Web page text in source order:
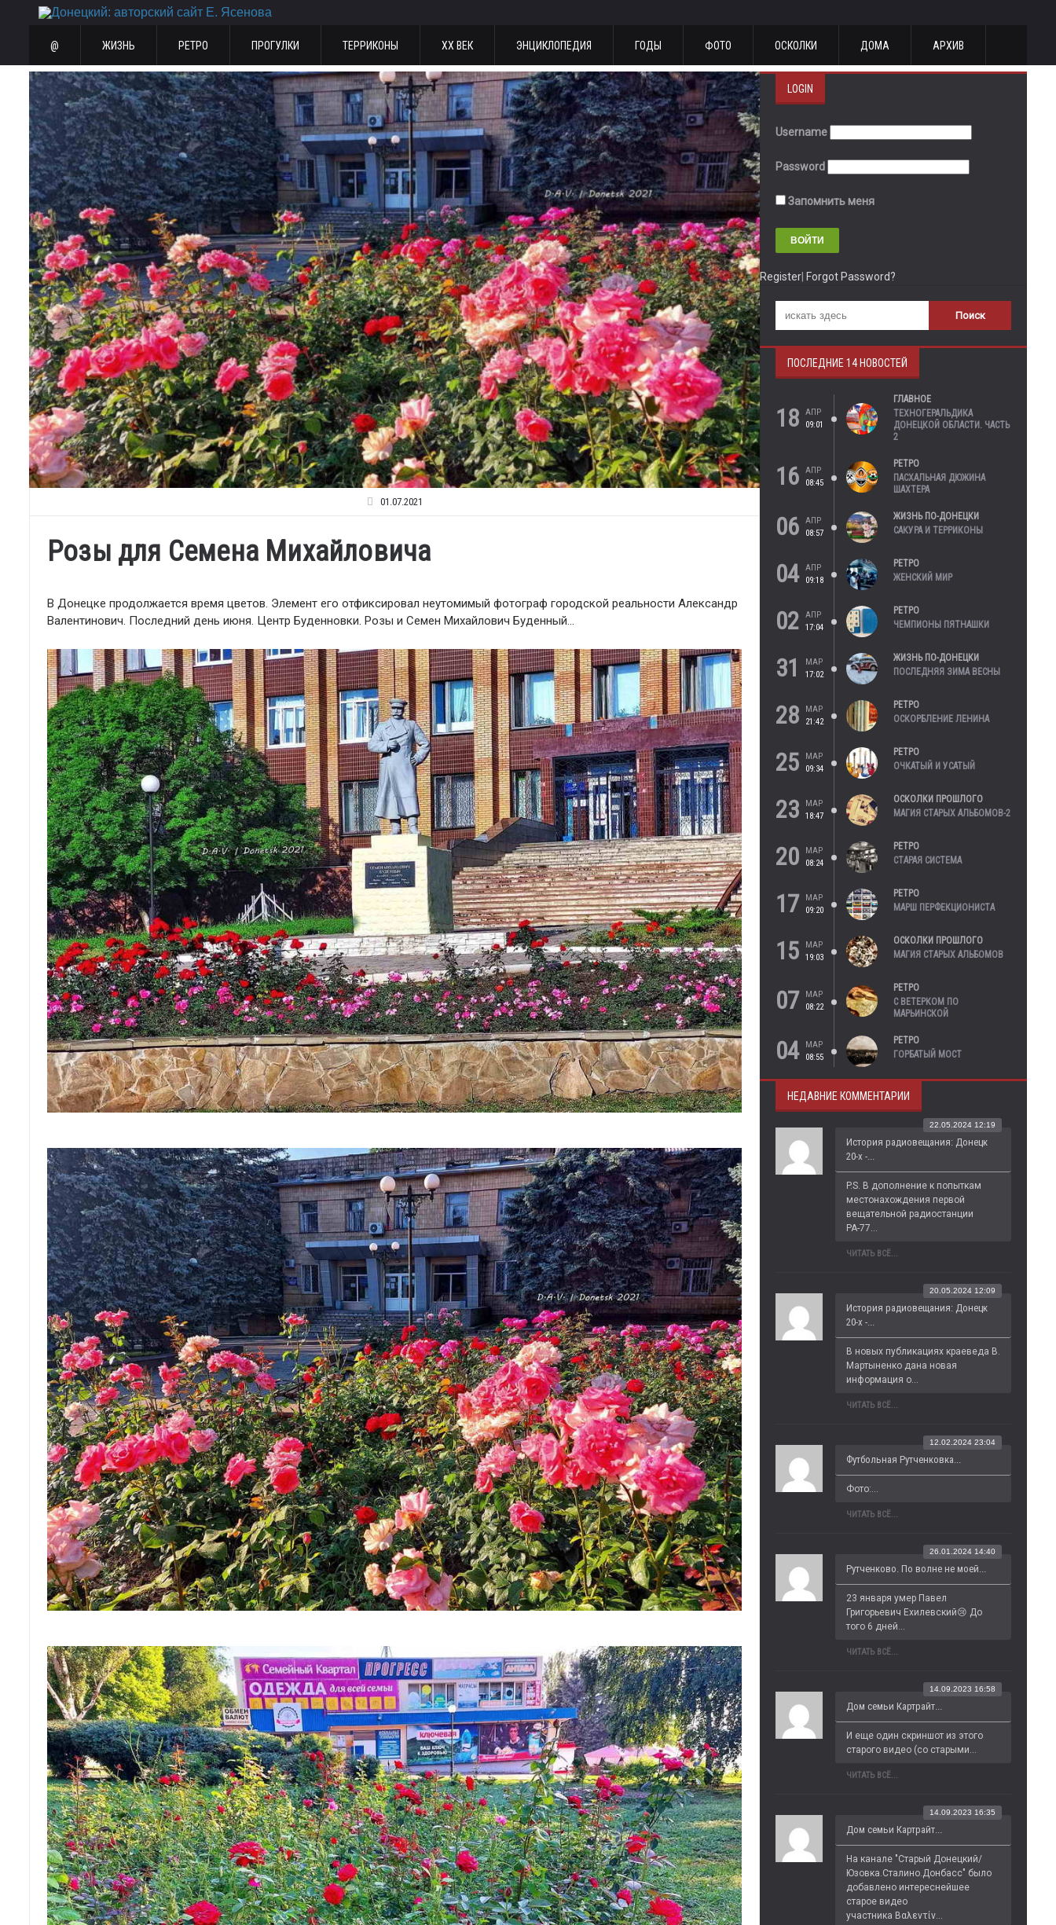
@ ЖИЗНЬ РЕТРО ПРОГУЛКИ ТЕРРИКОНЫ ХХ ВЕК ЭНЦИКЛОПЕДИЯ ГОДЫ ФОТО ОСКОЛКИ ДОМА АРХИВ
01.07.2021
Розы для Семена Михайловича
В Донецке продолжается время цветов. Элемент его отфиксировал неутомимый фотограф городской реальности Александр
Валентинович. Последний день июня. Центр Буденновки. Розы и Семен Михайлович Буденный…
LOGIN
Username
Password
Запомнить меня
Register Forgot Password?
ПОСЛЕДНИЕ 14 НОВОСТЕЙ
18
АПР
09:01
ГЛАВНОЕ
ТЕХНОГЕРАЛЬДИКА
ДОНЕЦКОЙ ОБЛАСТИ. ЧАСТЬ
2
16
АПР
08:45
РЕТРО
ПАСХАЛЬНАЯ ДЮЖИНА
ШАХТЕРА
06
АПР
08:57
ЖИЗНЬ ПО-ДОНЕЦКИ
САКУРА И ТЕРРИКОНЫ
04
АПР
09:18
РЕТРО
ЖЕНСКИЙ МИР
02
АПР
17:04
РЕТРО
ЧЕМПИОНЫ ПЯТНАШКИ
31
МАР
17:02
ЖИЗНЬ ПО-ДОНЕЦКИ
ПОСЛЕДНЯЯ ЗИМА ВЕСНЫ
28
МАР
21:42
РЕТРО
ОСКОРБЛЕНИЕ ЛЕНИНА
25
МАР
09:34
РЕТРО
ОЧКАТЫЙ И УСАТЫЙ
23
МАР
18:47
ОСКОЛКИ ПРОШЛОГО
МАГИЯ СТАРЫХ АЛЬБОМОВ-2
20
МАР
08:24
РЕТРО
СТАРАЯ СИСТЕМА
17
МАР
09:20
РЕТРО
МАРШ ПЕРФЕКЦИОНИСТА
15
МАР
19:03
ОСКОЛКИ ПРОШЛОГО
МАГИЯ СТАРЫХ АЛЬБОМОВ
07
МАР
08:22
РЕТРО
С ВЕТЕРКОМ ПО
МАРЬИНСКОЙ
04
МАР
08:55
РЕТРО
ГОРБАТЫЙ МОСТ
НЕДАВНИЕ КОММЕНТАРИИ
История радиовещания: Донецк
20-х -...
22.05.2024 12:19
P.S. В дополнение к попыткам
местонахождения первой
вещательной радиостанции
РА-77...
ЧИТАТЬ ВСЁ...
История радиовещания: Донецк
20-х -...
20.05.2024 12:09
В новых публикациях краеведа В.
Мартыненко дана новая
информация о...
ЧИТАТЬ ВСЁ...
Футбольная Рутченковка...
12.02.2024 23:04
Фото:...
ЧИТАТЬ ВСЁ...
Рутченково. По волне не моей...
26.01.2024 14:40
23 января умер Павел
Григорьевич Ехилевский😢 До
того 6 дней...
ЧИТАТЬ ВСЁ...
Дом семьи Картрайт...
14.09.2023 16:58
И еще один скриншот из этого
старого видео (со старыми...
ЧИТАТЬ ВСЁ...
Дом семьи Картрайт...
14.09.2023 16:35
На канале "Старый Донецкий/
Юзовка.Сталино.Донбасс" было
добавлено интереснейшее
старое видео
участника Βαλεντίν...